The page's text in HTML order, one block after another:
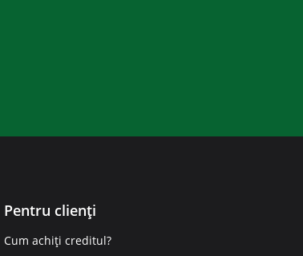
Pentru clienți
Cum achiți creditul?